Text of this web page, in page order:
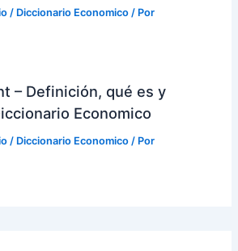
/ Diccionario Economico / Por
– Definición, qué es y
Economico
/ Diccionario Economico / Por